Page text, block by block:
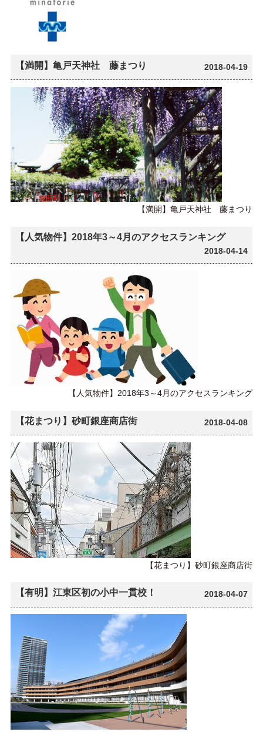
【満開】亀戸天神社 藤まつり 2018-04-19
【満開】亀戸天神社 藤まつり
【人気物件】2018年3～4月のアクセスランキング
2018-04-14
【人気物件】2018年3～4月のアクセスランキング
【花まつり】砂町銀座商店街 2018-04-08
【花まつり】砂町銀座商店街
【有明】江東区初の小中一貫校！ 2018-04-07